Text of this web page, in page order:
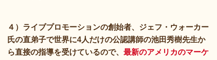
４）ライブプロモーションの創始者、ジェフ・ウォーカー
氏の直弟子で世界に4人だけの公認講師の池田秀樹先生か
ら直接の指導を受けているので、 最新のアメリカのマーケ